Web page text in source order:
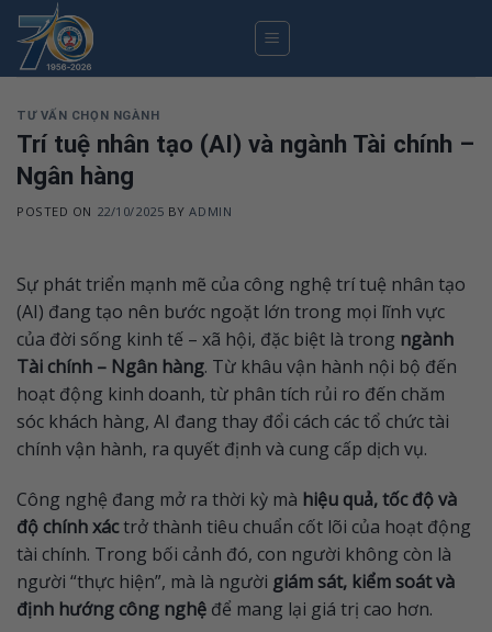
Skip
content
TƯ VẤN CHỌN NGÀNH
Trí tuệ nhân tạo (AI) và ngành Tài chính –
Ngân hàng
POSTED ON 22/10/2025 BYADMIN
Sự phát triển mạnh mẽ của công nghệ trí tuệ nhân tạo
(AI) đang tạo nên bước ngoặt lớn trong mọi lĩnh vực
của đời sống kinh tế – xã hội, đặc biệt là trong ngành
Tài chính – Ngân hàng. Từ khâu vận hành nội bộ đến
hoạt động kinh doanh, từ phân tích rủi ro đến chăm
sóc khách hàng, AI đang thay đổi cách các tổ chức tài
chính vận hành, ra quyết định và cung cấp dịch vụ.
Công nghệ đang mở ra thời kỳ mà hiệu quả, tốc độ và
độ chính xáctrở thành tiêu chuẩn cốt lõi của hoạt động
tài chính. Trong bối cảnh đó, con người không còn là
người “thực hiện”, mà là người giám sát, kiểm soát và
định hướng công nghệ để mang lại giá trị cao hơn.